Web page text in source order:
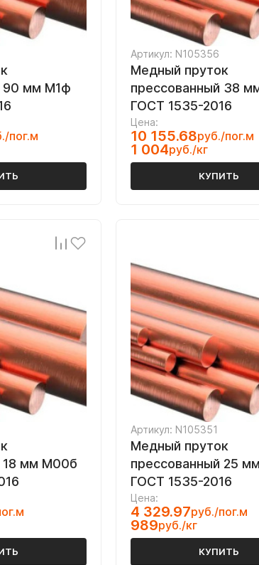
90 мм М1ф
пог.м
Артикул: N105356
Медный пруток
прессованный 38
ГОСТ 1535-2016
Цена:
10 155.68руб./пог.м
1 004руб./кг
КУПИТЬ
18 мм М00б
Артикул: N105351
Медный пруток
прессованный 25
ГОСТ 1535-2016
Цена:
4 329.97руб./пог.м
989руб./кг
КУПИТЬ